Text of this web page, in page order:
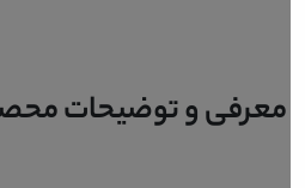
معرفی و توضیحات